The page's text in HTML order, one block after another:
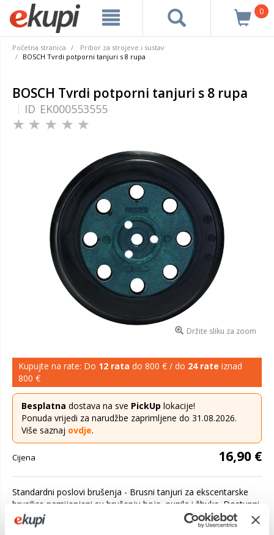
0
Početna stranica
Pribor za strojeve i sustav
BOSCH Tvrdi potporni tanjuri s 8 rupa
BOSCH Tvrdi potporni tanjuri s 8 rupa
ID EK000553555
Držite sliku za zoom
Kupujte na rate: Do 12 rata do 800 € / do 24 rate iznad
800 €
Besplatna dostava na sve PickUp lokacije!
Ponuda vrijedi za narudžbe zaprimljene do 31.08.2026.
Više saznaj ovdje.
Cijena 16,90 €
Standardni poslovi brušenja - Brusni tanjuri za ekscentarske
brusilice namijenjeni su brušenju boje, punila i žbuke. Dostupni
su u različitim tvrdoćama za svaki materijal i željene rezultate
na ...Saznaj više